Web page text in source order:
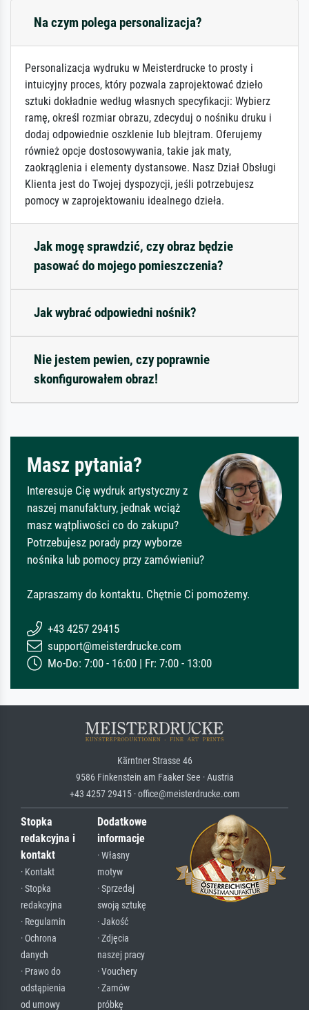
Na czym polega personalizacja?
Personalizacja wydruku w Meisterdrucke to prosty i
intuicyjny proces, który pozwala zaprojektować dzieło
sztuki dokładnie według własnych specyfikacji: Wybierz
ramę, określ rozmiar obrazu, zdecyduj o nośniku druku i
dodaj odpowiednie oszklenie lub blejtram. Oferujemy
również opcje dostosowywania, takie jak maty,
zaokrąglenia i elementy dystansowe. Nasz Dział Obsługi
Klienta jest do Twojej dyspozycji, jeśli potrzebujesz
pomocy w zaprojektowaniu idealnego dzieła.
Jak mogę sprawdzić, czy obraz będzie
pasować do mojego pomieszczenia?
Jak wybrać odpowiedni nośnik?
Nie jestem pewien, czy poprawnie
skonfigurowałem obraz!
Masz pytania?
Interesuje Cię wydruk artystyczny z
naszej manufaktury, jednak wciąż
masz wątpliwości co do zakupu?
Potrzebujesz porady przy wyborze
nośnika lub pomocy przy zamówieniu?
Zapraszamy do kontaktu. Chętnie Ci pomożemy.
+43 4257 29415
support@meisterdrucke.com
Mo-Do: 7:00 - 16:00 | Fr: 7:00 - 13:00
Kärntner Strasse 46
9586 Finkenstein am Faaker See · Austria
+43 4257 29415 · office@meisterdrucke.com
Stopka
redakcyjna i
kontakt
· Kontakt
· Stopka
redakcyjna
· Regulamin
· Ochrona
danych
· Prawo do
odstąpienia
od umowy
Dodatkowe
informacje
· Własny
motyw
· Sprzedaj
swoją sztukę
· Jakość
· Zdjęcia
naszej pracy
· Vouchery
· Zamów
próbkę